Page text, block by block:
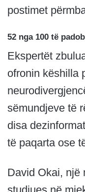
postimet
52 nga 100 të
Ekspertët
ofronin këshilla
sëmundjeve të
disa
të paqarta ose
David Okai, një